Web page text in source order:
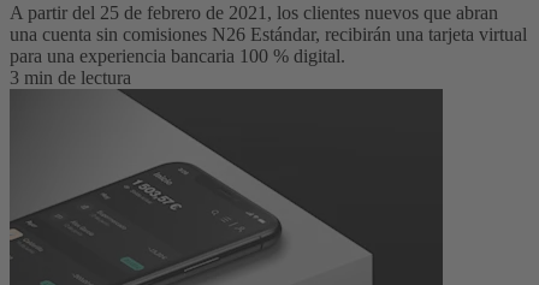
A partir del 25 de febrero de 2021, los clientes nuevos que abran
una cuenta sin comisiones N26 Estándar, recibirán una tarjeta virtual
para una experiencia bancaria 100 % digital.
3 min de lectura